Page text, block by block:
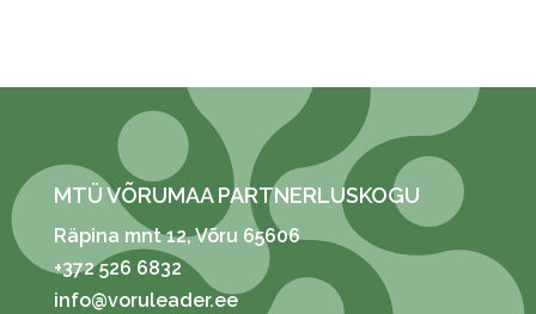
MTÜ VÕRUMAA PARTNERLUSKOGU
Räpina mnt 12, Võru 65606
+372 526 6832
info@voruleader.ee